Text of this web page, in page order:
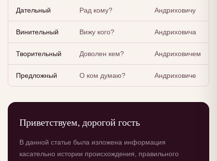
Дательный Рад кому? Андриховичу
Винительный Вижу кого? Андриховича
Творительный Доволен кем? Андриховичем
Предложный О ком думаю? Андриховиче
Приветствуем, дорогой гость
В данной статье была изложена информация
касательно истории происхождения, правильного